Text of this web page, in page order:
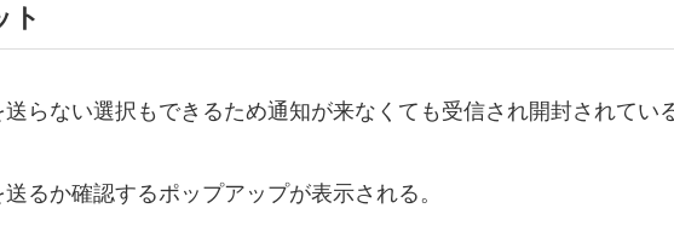
ト
らない選択もできるため通知が来なくても受信され開封されてい
るか確認するポップアップが表示される。